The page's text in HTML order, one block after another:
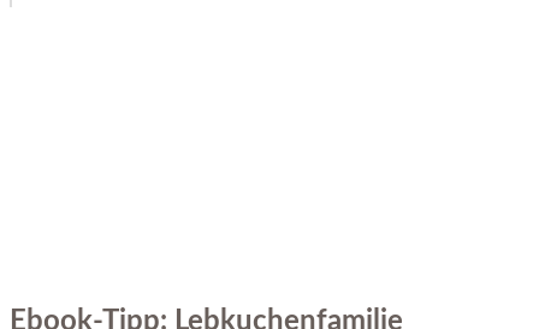
Ebook-Tipp: Lebkuchenfamilie